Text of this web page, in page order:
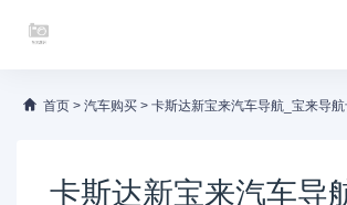
首页 > 汽车购买 > 卡斯达新宝来汽车导航_宝来导
卡斯达新宝来汽车导